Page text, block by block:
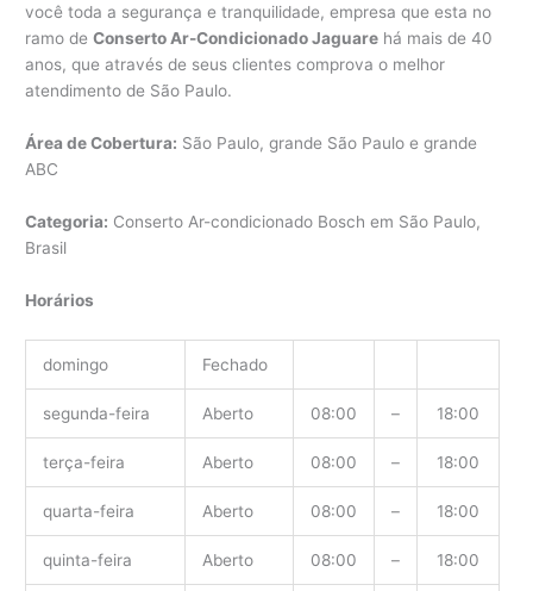
você toda a segurança e tranquilidade, empresa que esta no
ramo deConserto Ar-Condicionado Jaguare há mais de 40
anos, que através de seus clientes comprova o melhor
atendimento de São Paulo.
Área de Cobertura: São Paulo, grande São Paulo e grande
ABC
Categoria: Conserto Ar-condicionado Bosch em São Paulo,
Brasil
Horários
domingo Fechado
segunda-feira Aberto 08:00 – 18:00
terça-feira Aberto 08:00 – 18:00
quarta-feira Aberto 08:00 – 18:00
quinta-feira Aberto 08:00 – 18:00